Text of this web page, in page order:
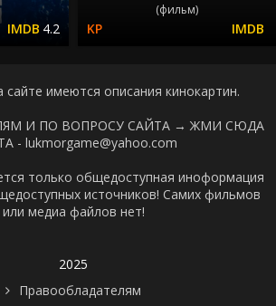
4.2
(фильм)
сайте имеются описания кинокартин.
И ПО ВОПРОСУ САЙТА → ЖМИ СЮДА
- lukmorgame@yahoo.com
только общедоступная иноформация
источников! Самих фильмов
или медиа файлов нет!
2025
Правообладателям